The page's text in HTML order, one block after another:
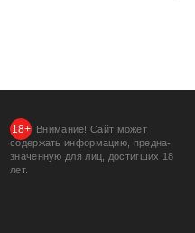
Внимание! Сайт может
содержать информацию, предна­
значенную для лиц, дости­гших 18
лет.